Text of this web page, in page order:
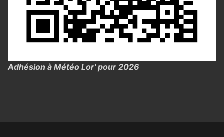
Adhésion à Météo Lor' pour 2026